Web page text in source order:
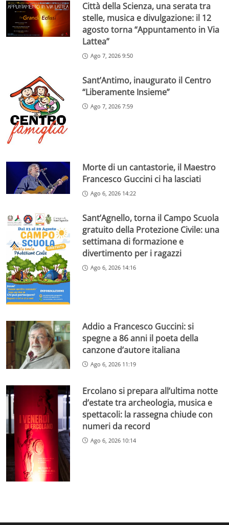
Città della Scienza, una serata tra
stelle, musica e divulgazione: il 12
agosto torna “Appuntamento in Via
Lattea”
Ago 7, 2026 9:50
Sant’Antimo, inaugurato il Centro
“Liberamente Insieme”
Ago 7, 2026 7:59
Morte di un cantastorie, il Maestro
Francesco Guccini ci ha lasciati
Ago 6, 2026 14:22
Sant’Agnello, torna il Campo Scuola
gratuito della Protezione Civile: una
settimana di formazione e
divertimento per i ragazzi
Ago 6, 2026 14:16
Addio a Francesco Guccini: si
spegne a 86 anni il poeta della
canzone d’autore italiana
Ago 6, 2026 11:19
Ercolano si prepara all’ultima notte
d’estate tra archeologia, musica e
spettacoli: la rassegna chiude con
numeri da record
Ago 6, 2026 10:14